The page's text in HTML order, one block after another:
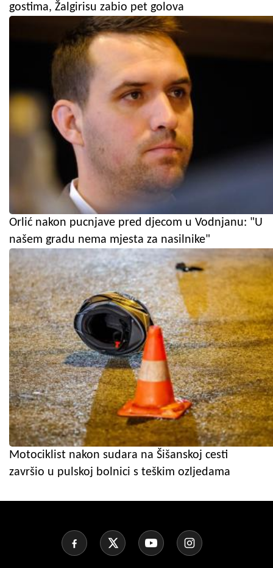
gostima, Žalgirisu zabio pet golova
Orlić nakon pucnjave pred djecom u Vodnjanu: "U
našem gradu nema mjesta za nasilnike"
Motociklist nakon sudara na Šišanskoj cesti
završio u pulskoj bolnici s teškim ozljedama